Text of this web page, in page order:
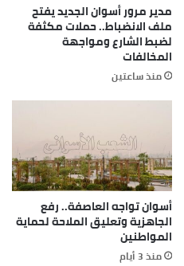
مدير مرور أسوان الجديد يفتح
ملف الانضباط.. حملات مكثفة
لضبط الشارع ومواجهة
المخالفات
منذ ساعتين
أسوان تواجه العاصفة.. رفع
الجاهزية وتعليق الملاحة لحماية
المواطنين
منذ 3 أيام